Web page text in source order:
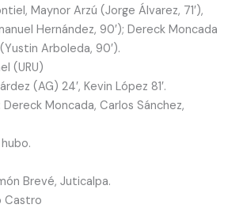
Maynor Arzú (Jorge Álvarez, 71′),
Hernández, 90′); Dereck Moncada
Arboleda, 90′).
(URU)
(AG) 24′, Kevin López 81′.
Moncada, Carlos Sánchez,
Brevé, Juticalpa.
Castro